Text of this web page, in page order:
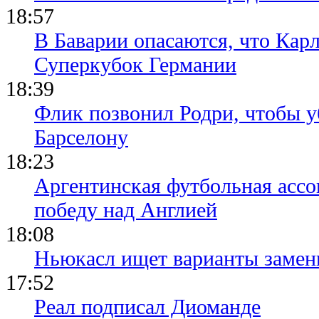
18:57
В Баварии опасаются, что
Суперкубок Германии
18:39
Флик позвонил Родри, чтобы
Барселону
18:23
Аргентинская футбольная
победу над Англией
18:08
Ньюкасл ищет варианты
17:52
Реал подписал Диоманде